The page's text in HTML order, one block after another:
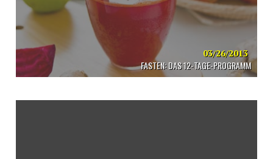
03/26/2013
FASTEN: DAS 12-TAGE-PROGRAMM